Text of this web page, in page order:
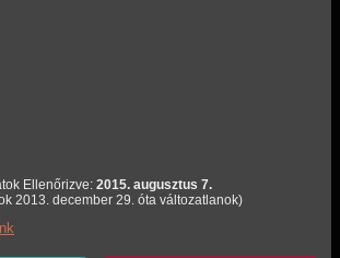
Ellenőrizve: 2015. augusztus 7.
2013. december 29. óta változatlanok)